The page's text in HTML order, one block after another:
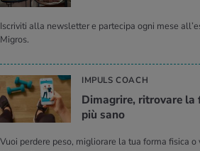
Iscriviti alla newsletter e partecipa ogni mese
Migros.
IMPULS COACH
Di­ma­gri­re, ri­tro­va­re la
più sano
Vuoi perdere peso, migliorare la tua forma fisica o